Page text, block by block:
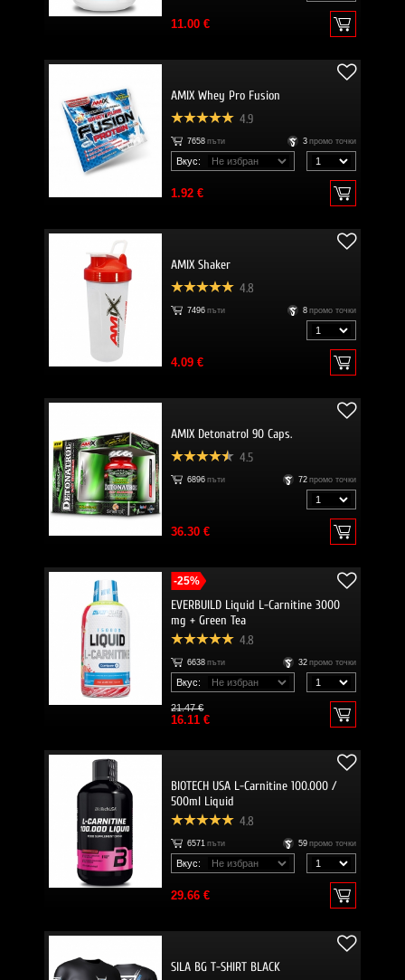
11.00 €
AMIX Whey Pro Fusion
4.9
7658 пъти 3 промо точки
Вкус:
1.92 €
AMIX Shaker
4.8
7496 пъти 8 промо точки
4.09 €
AMIX Detonatrol 90 Caps.
4.5
6896 пъти 72 промо точки
36.30 €
-25%
EVERBUILD Liquid L-Carnitine 3000
mg + Green Tea
4.8
6638 пъти 32 промо точки
Вкус:
21.47 €
16.11 €
BIOTECH USA L-Carnitine 100.000 /
500ml Liquid
4.8
6571 пъти 59 промо точки
Вкус:
29.66 €
SILA BG T-SHIRT BLACK